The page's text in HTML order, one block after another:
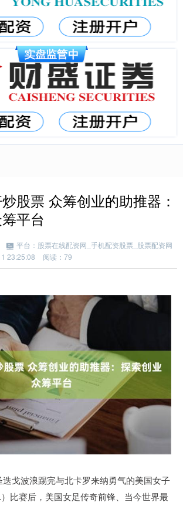
股票 众筹创业的助推器：
平台
平台：股票在线配资网_手机配资股票_股票配资网
23:25:08 阅读：79
戈波浪踢完与北卡罗来纳勇气的美国女子
比赛后，美国女足传奇前锋、当今世界最